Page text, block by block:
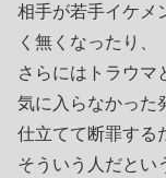
相手が若手イケメ
く無くなったり、
さらにはトラウマ
気に入らなかった
仕立てて断罪する
そういう人だとい